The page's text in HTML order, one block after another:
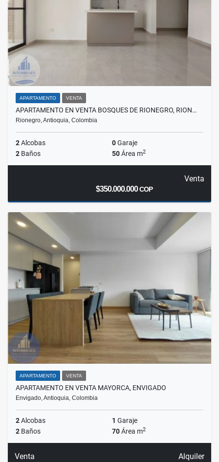
APARTAMENTO VENTA
APARTAMENTO EN VENTA BOSQUES DE RIONEGRO, RION…
Rionegro, Antioquia, Colombia
2Alcobas 0Garaje
2 Baños 50Área m2
Venta
$350.000.000COP
APARTAMENTO VENTA
APARTAMENTO EN VENTA MAYORCA, ENVIGADO
Envigado, Antioquia, Colombia
2Alcobas 1 Garaje
2 Baños 70Área m2
Venta Alquiler